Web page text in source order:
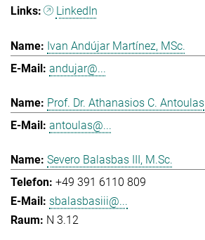
LinkedIn
Ivan Andújar Martínez, MSc.
andujar@...
Prof. Dr. Athanasios C. Antoulas
antoulas@...
Severo Balasbas III, M.Sc.
+49 391 6110 809
sbalasbasiii@...
N 3.12